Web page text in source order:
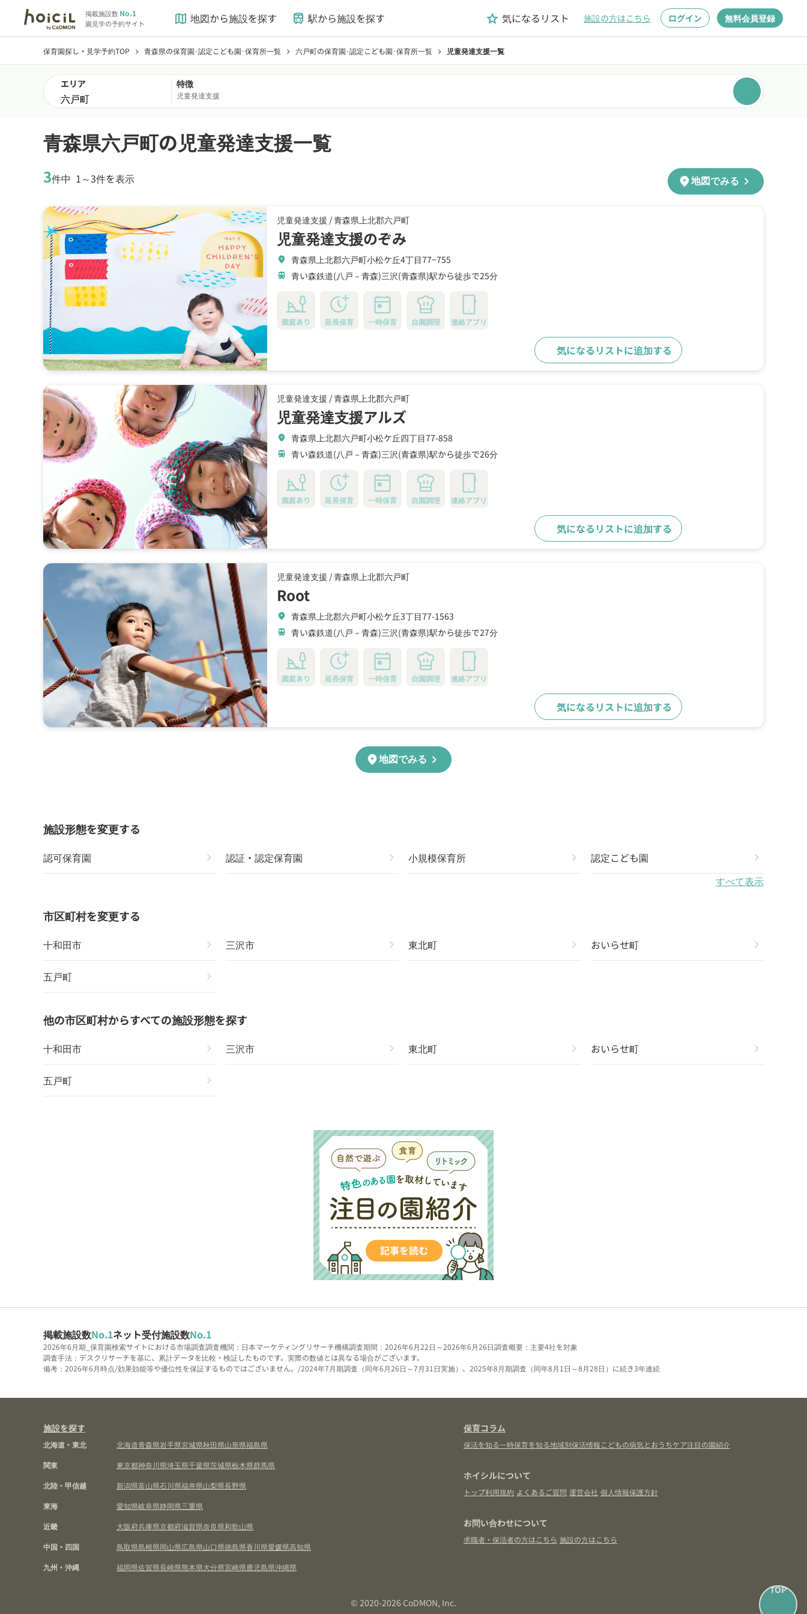
掲載施設数No.1
園見学の予約サイト map 地図から施設を探す train 駅から施設を探す grade 気になるリスト 施設の方はこちら ログイン 無料会員登録
保育園探し・見学予約TOP chevron_right 青森県の保育園･認定こども園･保育所一覧 chevron_right 六戸町の保育園･認定こども園･保育所一覧 chevron_right 児童発達支援一覧
エリア 特徴
児童発達支援
青森県六戸町の児童発達支援一覧
3件中 1～3件を表示 location_on地図でみる chevron_right
児童発達支援 /青森県上北郡六戸町
児童発達支援のぞみ
location_on 青森県上北郡六戸町小松ケ丘4丁目77−755
train 青い森鉄道(八戸－青森)三沢(青森県)駅から徒歩で25分
園庭あり 延長保育 一時保育 自園調理 連絡アプリ
気になるリストに追加する
児童発達支援 /青森県上北郡六戸町
児童発達支援アルズ
location_on 青森県上北郡六戸町小松ケ丘四丁目77-858
train 青い森鉄道(八戸－青森)三沢(青森県)駅から徒歩で26分
園庭あり 延長保育 一時保育 自園調理 連絡アプリ
気になるリストに追加する
児童発達支援 /青森県上北郡六戸町
Root
location_on 青森県上北郡六戸町小松ケ丘3丁目77-1563
train 青い森鉄道(八戸－青森)三沢(青森県)駅から徒歩で27分
園庭あり 延長保育 一時保育 自園調理 連絡アプリ
気になるリストに追加する
location_on地図でみる chevron_right
施設形態を変更する
認可保育園 chevron_right 認証・認定保育園 chevron_right 小規模保育所 chevron_right 認定こども園 chevron_right
すべて表示
市区町村を変更する
十和田市 chevron_right 三沢市 chevron_right 東北町 chevron_right おいらせ町 chevron_right
五戸町 chevron_right
他の市区町村からすべての施設形態を探す
十和田市 chevron_right 三沢市 chevron_right 東北町 chevron_right おいらせ町 chevron_right
五戸町 chevron_right
TOP
掲載施設数No.1ネット受付施設数No.1
2026年6月期_保育園検索サイトにおける市場調査調査機関：日本マーケティングリサーチ機構調査期間：2026年6月22日～2026年6月26日調査概要：主要4社を対象
調査手法：デスクリサーチを基に、累計データを比較・検証したものです。実際の数値とは異なる場合がございます。
備考：2026年6月時点/効果効能等や優位性を保証するものではございません。/2024年7月期調査（同年6月26日～7月31日実施）、2025年8月期調査（同年8月1日～8月28日）に続き3年連続
施設を探す
北海道・東北 北海道青森県岩手県宮城県秋田県山形県福島県
関東
東京都神奈川県埼玉県千葉県茨城県栃木県群馬県
北陸・甲信越
新潟県富山県石川県福井県山梨県長野県
東海
愛知県岐阜県静岡県三重県
近畿
大阪府兵庫県京都府滋賀県奈良県和歌山県
中国・四国
鳥取県島根県岡山県広島県山口県徳島県香川県愛媛県高知県
九州・沖縄
福岡県佐賀県長崎県熊本県大分県宮崎県鹿児島県沖縄県
保育コラム
保活を知る一時保育を知る地域別保活情報こどもの病気とおうちケア注目の園紹介
ホイシルについて
トップ利用規約 よくあるご質問 運営会社 個人情報保護方針
お問い合わせについて
求職者・保活者の方はこちら 施設の方はこちら
© 2020-2026 CoDMON, Inc.